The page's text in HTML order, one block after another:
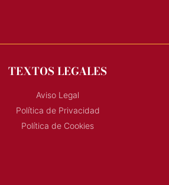
TEXTOS LEGALES
Aviso Legal
Política de Privacidad
Política de Cookies